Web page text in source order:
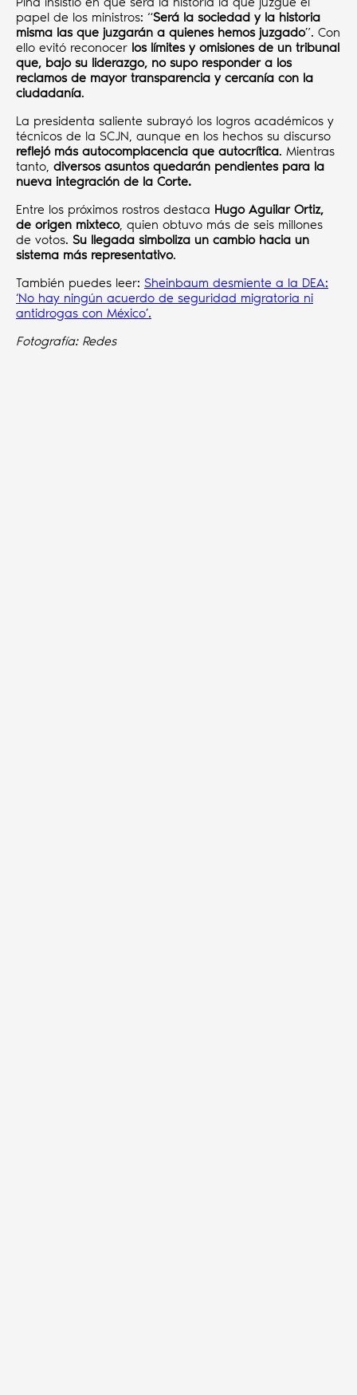
papel de los ministros: “Será la sociedad y la historia
misma las que juzgarán a quienes hemos juzgado”. Con
ello evitó reconocer los límites y omisiones de un tribunal
que, bajo su liderazgo, no supo responder a los
reclamos de mayor transparencia y cercanía con la
ciudadanía.
La presidenta saliente subrayó los logros académicos y
técnicos de la SCJN, aunque en los hechos su discurso
reflejó más autocomplacencia que autocrítica. Mientras
tanto, diversos asuntos quedarán pendientes para la
nueva integración de la Corte.
Entre los próximos rostros destaca Hugo Aguilar Ortiz,
de origen mixteco, quien obtuvo más de seis millones
de votos. Su llegada simboliza un cambio hacia un
sistema más representativo.
También puedes leer: Sheinbaum desmiente a la DEA:
‘No hay ningún acuerdo de seguridad migratoria ni
antidrogas con México’.
Fotografía: Redes